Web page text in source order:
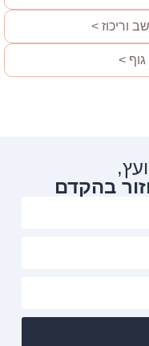
וריכוז >
>
בהקדם